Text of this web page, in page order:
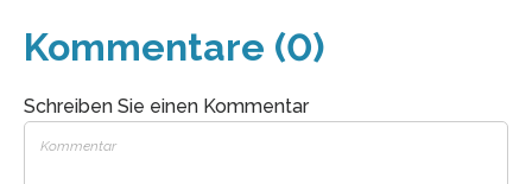
Kommentare (0)
Schreiben Sie einen Kommentar